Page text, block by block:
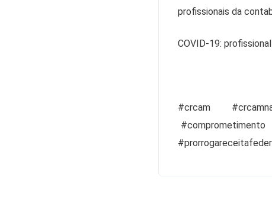
profissionais da
COVID-19:
#crcam
#comprometimento